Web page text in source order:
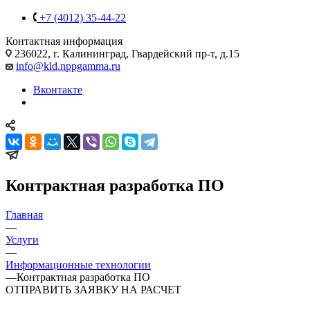
+7 (4012) 35-44-22
Контактная информация
236022, г. Калининград, Гвардейский пр-т, д.15
info@kld.nppgamma.ru
Вконтакте
Контрактная разработка ПО
Главная
—
Услуги
—
Информационные технологии
—Контрактная разработка ПО
ОТПРАВИТЬ ЗАЯВКУ НА РАСЧЕТ